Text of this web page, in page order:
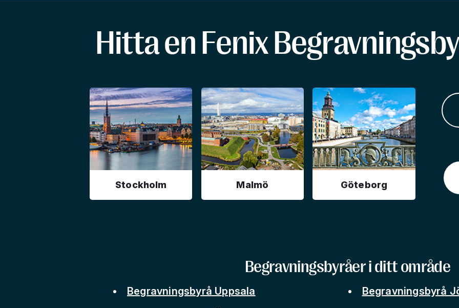
Hitta en Fenix
Stockholm Malmö Göteborg
Begravningsbyråer i ditt område
Begravningsbyrå Uppsala
Begravningsbyrå